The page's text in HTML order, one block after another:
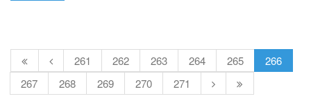
261 262 263 264 265
266
267
268 269 270 271